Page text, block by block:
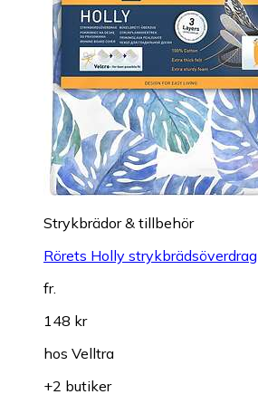
Strykbrädor & tillbehör
Rörets Holly strykbrädsöverdrag
fr.
148 kr
hos Velltra
+2 butiker